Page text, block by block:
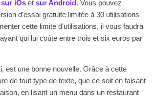
sur iOs et sur Android. Vous pouvez
d’essai gratuite limitée à 30 utilisations
cette limite d’utilisations, il vous faudra
qui lui coûte entre trois et six euros par
est une bonne nouvelle. Grâce à cette
de tout type de texte, que ce soit en faisant
en lisant un menu dans un restaurant